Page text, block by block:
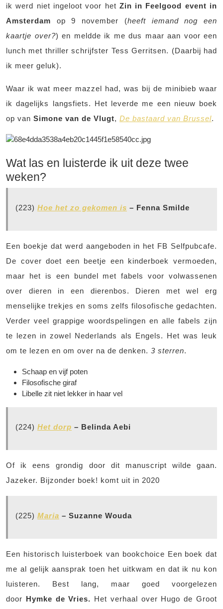
ik werd niet ingeloot voor het Zin in Feelgood event in
Amsterdam op 9 november (heeft iemand nog een
kaartje over?) en meldde ik me dus maar aan voor een
lunch met thriller schrijfster Tess Gerritsen. (Daarbij had
ik meer geluk).
Waar ik wat meer mazzel had, was bij de minibieb waar
ik dagelijks langsfiets. Het leverde me een nieuw boek
op van Simone van de Vlugt, De bastaard van Brussel.
Wat las en luisterde ik uit deze twee
weken?
(223) Hoe het zo gekomen is – Fenna Smilde
Een boekje dat werd aangeboden in het FB Selfpubcafe.
De cover doet een beetje een kinderboek vermoeden,
maar het is een bundel met fabels voor volwassenen
over dieren in een dierenbos. Dieren met wel erg
menselijke trekjes en soms zelfs filosofische gedachten.
Verder veel grappige woordspelingen en alle fabels zijn
te lezen in zowel Nederlands als Engels. Het was leuk
om te lezen en om over na de denken. 3 sterren.
Schaap en vijf poten
Filosofische giraf
Libelle zit niet lekker in haar vel
(224) Het dorp – Belinda Aebi
Of ik eens grondig door dit manuscript wilde gaan.
Jazeker. Bijzonder boek! komt uit in 2020
(225) Maria – Suzanne Wouda
Een historisch luisterboek van bookchoice Een boek dat
me al gelijk aansprak toen het uitkwam en dat ik nu kon
luisteren. Best lang, maar goed voorgelezen
door Hymke de Vries. Het verhaal over Hugo de Groot